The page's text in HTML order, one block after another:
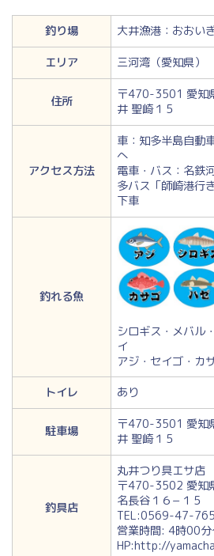
釣り場
大井漁港：おおい
エリア
三河湾（愛知県）
住所
〒470-3501 愛知
井 聖崎１５
アクセス方法
車：知多半島自動
へ
電車・バス：名鉄
多バス「師崎港行
下車
釣れる魚
シロギス・メバル
イ
アジ・セイゴ・カ
トイレ
あり
駐車場
〒470-3501 愛知
井 聖崎１５
釣具店
丸井つり具エサ店
〒470-3502 愛知
名長谷１６−１５
TEL:0569-47-
営業時間: 4時00
HP:http://